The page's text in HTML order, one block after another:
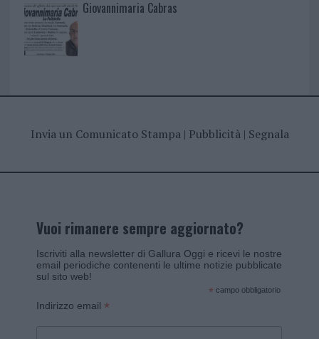
Giovannimaria Cabras
Invia un Comunicato Stampa| Pubblicità| Segnala
Vuoi rimanere sempre aggiornato?
Iscriviti alla newsletter di Gallura Oggi e ricevi le nostre
email periodiche contenenti le ultime notizie pubblicate
sul sito web!
* campo obbligatorio
Indirizzo email *